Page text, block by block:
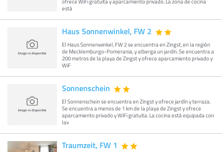
está
Haus Sonnenwinkel, FW 2
El Haus Sonnenwinkel, FW 2 se encuentra en Zingst, en la región
de Mecklemburgo-Pomerania, y alberga un jardín. Se encuentra a
200 metros de la playa de Zingst y ofrece aparcamiento privado y
WiF
Sonnenschein
El Sonnenschein se encuentra en Zingst y ofrece jardín y terraza.
Se encuentra a menos de 1 km de la playa de Zingst y ofrece
aparcamiento privado y WiFi gratuita. La cocina está equipada con
lav
Traumzeit, FW 1